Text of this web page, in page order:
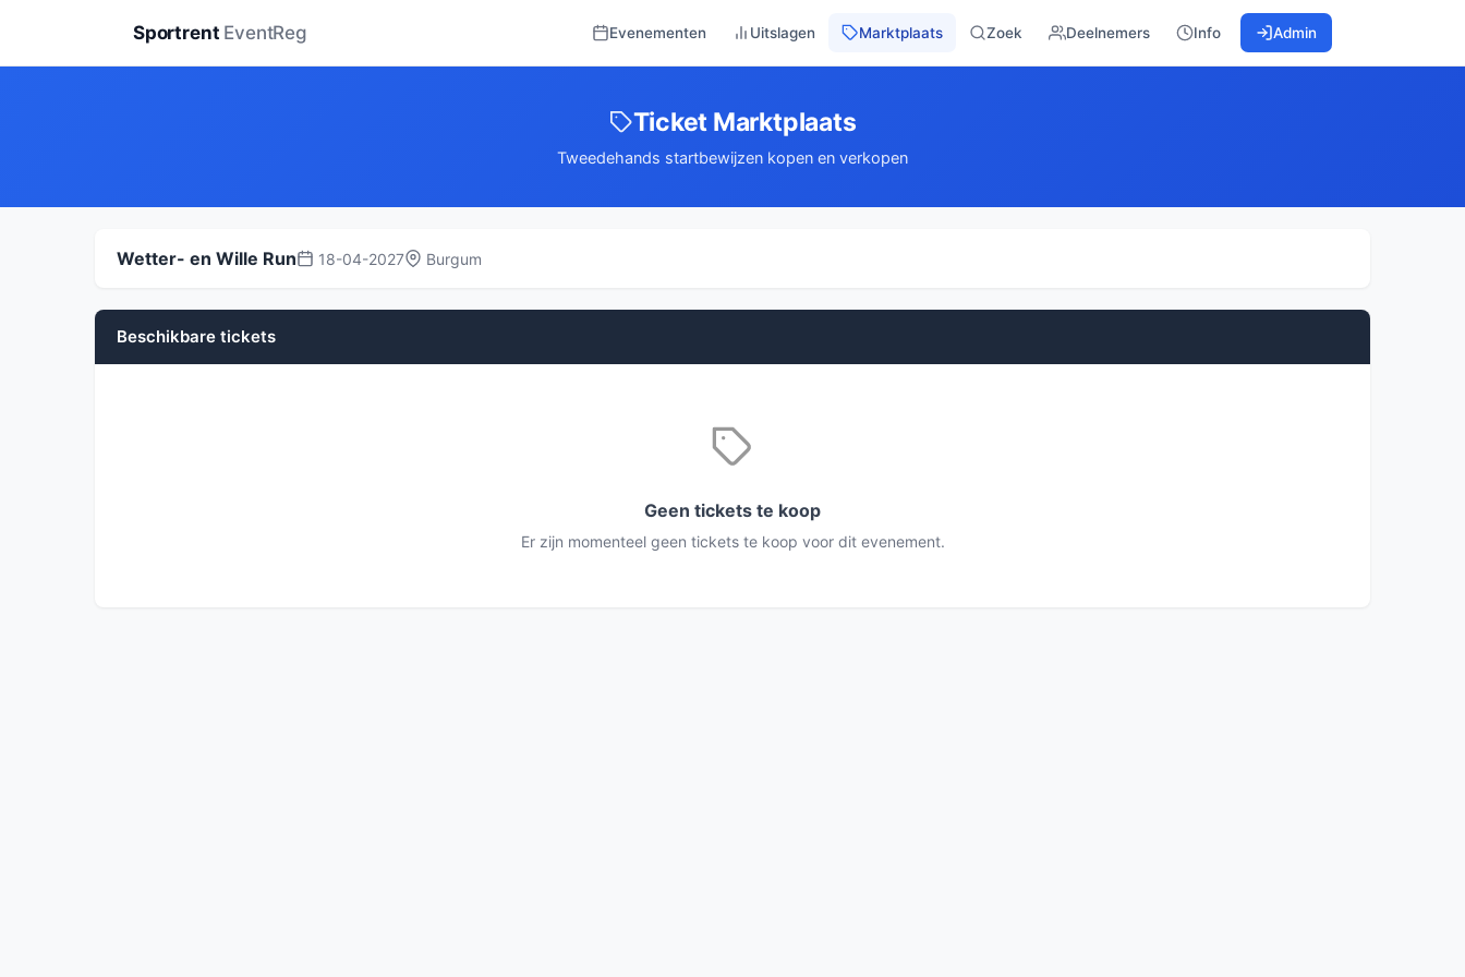
Sportrent EventReg Evenementen Uitslagen Marktplaats Zoek Deelnemers Info Admin
Ticket Marktplaats
Tweedehands startbewijzen kopen en verkopen
Wetter- en Wille Run 18-04-2027 Burgum
Beschikbare tickets
Geen tickets te koop
Er zijn momenteel geen tickets te koop voor dit evenement.